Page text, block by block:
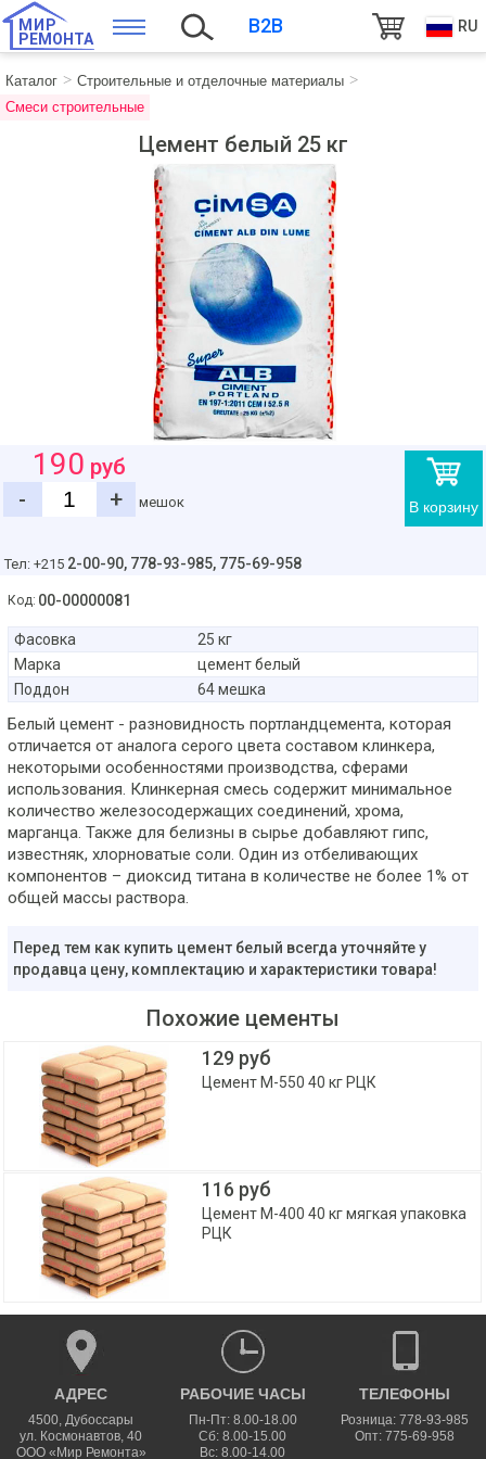
МИР
РЕМОНТА
B2B RU
Каталог
Строительные и отделочные материалы
Смеси строительные
Цемент белый 25 кг
В корзину
190 руб
-
+ мешок
Тел: +215 2-00-90, 778-93-985, 775-69-958
Код: 00-00000081
Фасовка
25 кг
Марка
цемент белый
Поддон
64 мешка
Белый цемент - разновидность портландцемента, которая
отличается от аналога серого цвета составом клинкера,
некоторыми особенностями производства, сферами
использования. Клинкерная смесь содержит минимальное
количество железосодержащих соединений, хрома,
марганца. Также для белизны в сырье добавляют гипс,
известняк, хлорноватые соли. Один из отбеливающих
компонентов – диоксид титана в количестве не более 1% от
общей массы раствора.
Перед тем как купить цемент белый всегда уточняйте у
продавца цену, комплектацию и характеристики товара!
Похожие цементы
129 руб
Цемент М-550 40 кг РЦК
116 руб
Цемент М-400 40 кг мягкая упаковка
РЦК
АДРЕС
4500,Дубоссары
ул. Космонавтов, 40
ООО «Мир Ремонта»
РАБОЧИЕ ЧАСЫ
Пн-Пт: 8.00-18.00
Сб: 8.00-15.00
Вс: 8.00-14.00
ТЕЛЕФОНЫ
Розница: 778-93-985
Опт: 775-69-958